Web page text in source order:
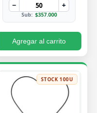
− +
Sub: $357.000
Agregar al carrito
STOCK 100U